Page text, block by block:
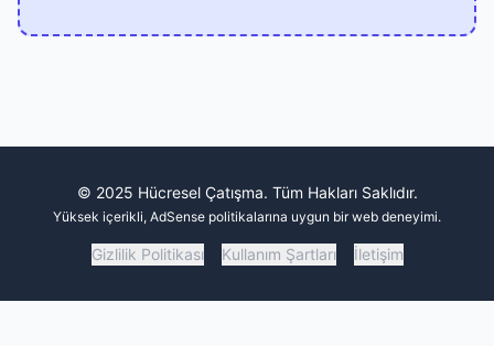
© 2025 Hücresel Çatışma. Tüm Hakları Saklıdır.
Yüksek içerikli, AdSense politikalarına uygun bir web deneyimi.
Gizlilik Politikası Kullanım Şartları İletişim